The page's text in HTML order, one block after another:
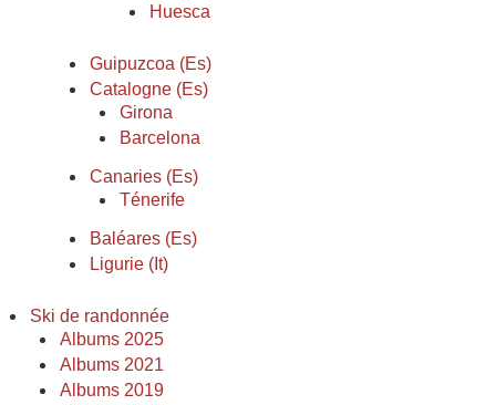
Huesca
Guipuzcoa (Es)
Catalogne (Es)
Girona
Barcelona
Canaries (Es)
Ténerife
Baléares (Es)
Ligurie (It)
Ski de randonnée
Albums 2025
Albums 2021
Albums 2019